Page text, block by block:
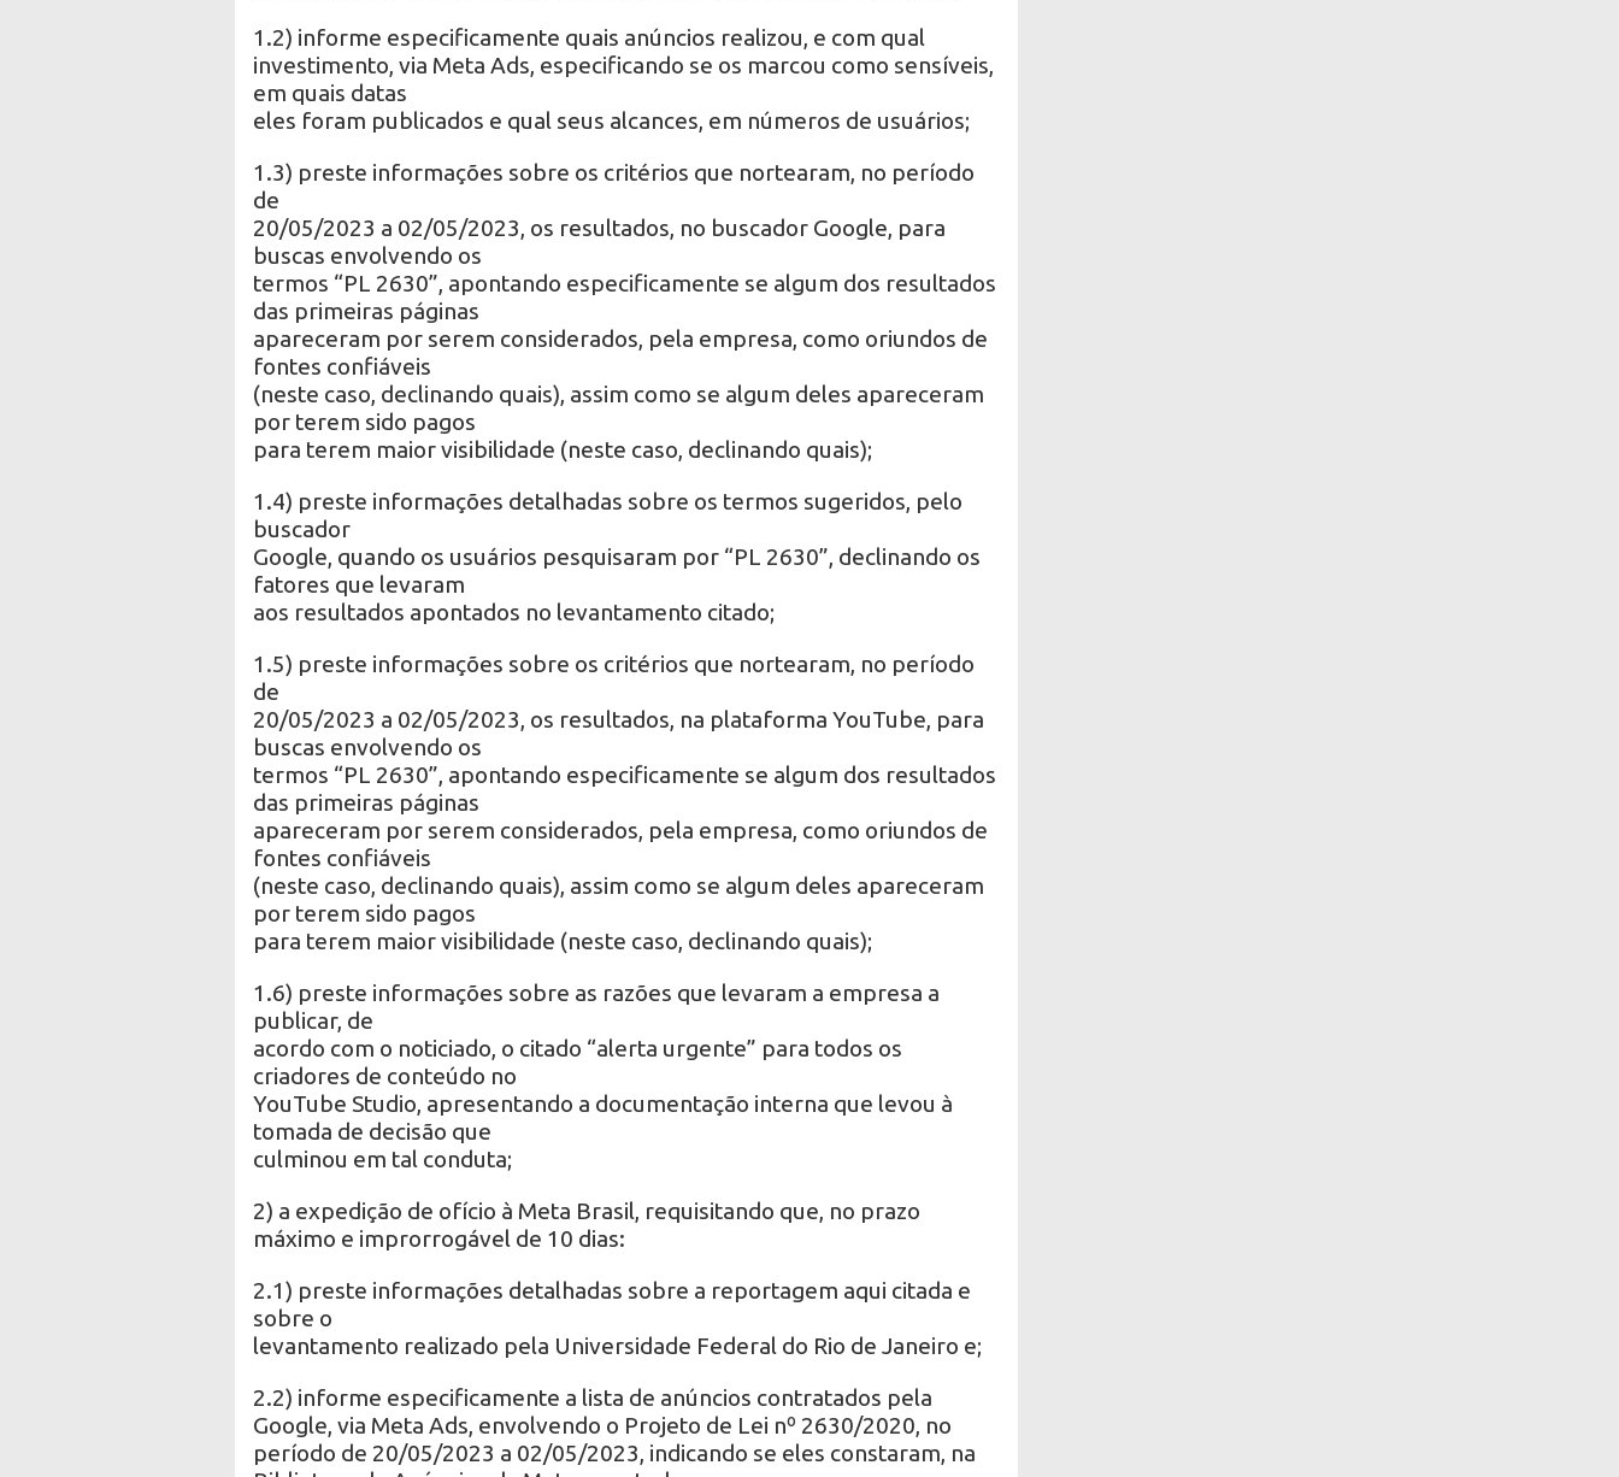
1.2) informe especificamente quais anúncios realizou, e com qual
investimento, via Meta Ads, especificando se os marcou como sensíveis,
em quais datas
eles foram publicados e qual seus alcances, em números de usuários;
1.3) preste informações sobre os critérios que nortearam, no período
de
20/05/2023 a 02/05/2023, os resultados, no buscador Google, para
buscas envolvendo os
termos “PL 2630”, apontando especificamente se algum dos resultados
das primeiras páginas
apareceram por serem considerados, pela empresa, como oriundos de
fontes confiáveis
(neste caso, declinando quais), assim como se algum deles apareceram
por terem sido pagos
para terem maior visibilidade (neste caso, declinando quais);
1.4) preste informações detalhadas sobre os termos sugeridos, pelo
buscador
Google, quando os usuários pesquisaram por “PL 2630”, declinando os
fatores que levaram
aos resultados apontados no levantamento citado;
1.5) preste informações sobre os critérios que nortearam, no período
de
20/05/2023 a 02/05/2023, os resultados, na plataforma YouTube, para
buscas envolvendo os
termos “PL 2630”, apontando especificamente se algum dos resultados
das primeiras páginas
apareceram por serem considerados, pela empresa, como oriundos de
fontes confiáveis
(neste caso, declinando quais), assim como se algum deles apareceram
por terem sido pagos
para terem maior visibilidade (neste caso, declinando quais);
1.6) preste informações sobre as razões que levaram a empresa a
publicar, de
acordo com o noticiado, o citado “alerta urgente” para todos os
criadores de conteúdo no
YouTube Studio, apresentando a documentação interna que levou à
tomada de decisão que
culminou em tal conduta;
2) a expedição de ofício à Meta Brasil, requisitando que, no prazo
máximo e improrrogável de 10 dias:
2.1) preste informações detalhadas sobre a reportagem aqui citada e
sobre o
levantamento realizado pela Universidade Federal do Rio de Janeiro e;
2.2) informe especificamente a lista de anúncios contratados pela
Google, via Meta Ads, envolvendo o Projeto de Lei nº 2630/2020, no
período de 20/05/2023 a 02/05/2023, indicando se eles constaram, na